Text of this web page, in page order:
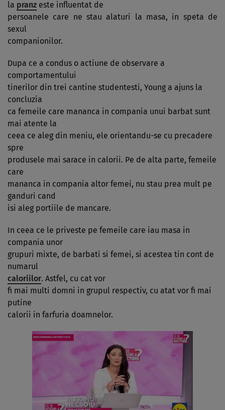
la pranz este influentat de
persoanele care ne stau alaturi la masa, in speta de
sexul
companionilor.
Dupa ce a condus o actiune de observare a
comportamentului
tinerilor din trei cantine studentesti, Young a ajuns la
concluzia
ca femeile care mananca in compania unui barbat sunt
mai atente la
ceea ce aleg din meniu, ele orientandu-se cu precadere
spre
produsele mai sarace in calorii. Pe de alta parte, femeile
care
mananca in compania altor femei, nu stau prea mult pe
ganduri cand
isi aleg portiile de mancare.
In ceea ce le priveste pe femeile care iau masa in
compania unor
grupuri mixte, de barbati si femei, si acestea tin cont de
numarul
caloriilor. Astfel, cu cat vor
fi mai multi domni in grupul respectiv, cu atat vor fi mai
putine
calorii in farfuria doamnelor.